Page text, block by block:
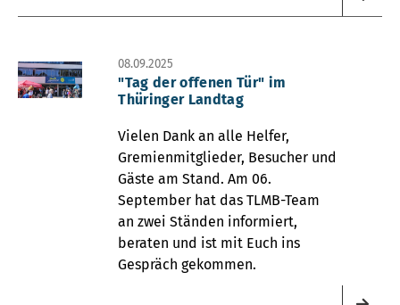
08.09.2025
"Tag der offenen Tür" im
Thüringer Landtag
Vielen Dank an alle Helfer,
Gremienmitglieder, Besucher und
Gäste am Stand. Am 06.
September hat das TLMB-Team
an zwei Ständen informiert,
beraten und ist mit Euch ins
Gespräch gekommen.